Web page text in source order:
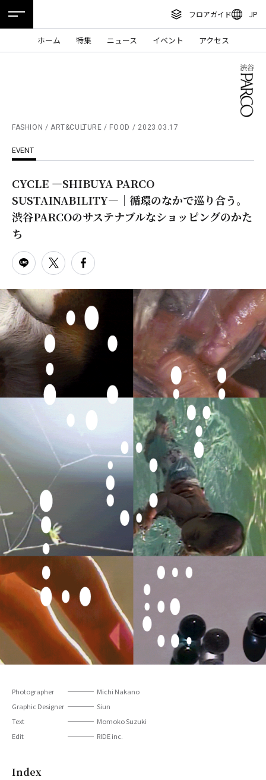
フロアガイド JP
ホーム 特集 ニュース イベント アクセス
ニュース
特集
TAX FREE
DELIVERY SERVICES
PARCOメンバーズ
リクルート
ENGLISH
繁体字
ภาษาไทย
日本語
FASHION / ART&CULTURE / FOOD 2023.03.17
EVENT
CYCLE ―SHIBUYA PARCO
SUSTAINABILITY―｜循環のなかで巡り合う。
渋谷PARCOのサステナブルなショッピングのかた
ち
Photographer
Michi Nakano
Graphic Designer
Siun
Text
Momoko Suzuki
Edit
RIDE inc.
Index